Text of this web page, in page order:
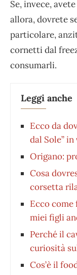
Se, invece,
allora, dovrete
particolare,
cornetti dal
consumarli.
Leggi anche
Ecco da
dal Sole”
Origano:
Cosa
corsetta
Ecco come
miei figli
Perché il
curiosità
Cos’è il